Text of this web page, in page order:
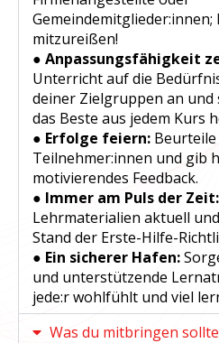
Gemeindemitglieder:innen;
mitzureißen!
● Anpassungsfähigkeit
Unterricht auf die
deiner Zielgruppen an und
das Beste aus jedem Kurs
● Erfolge feiern:
Teilnehmer:innen und gib
motivierendes Feedback.
● Immer am Puls der Zeit:
Lehrmaterialien aktuell
Stand der Erste-Hilfe-
● Ein sicherer Hafen:
und unterstützende
jede:r wohlfühlt und viel
Was du mitbringen